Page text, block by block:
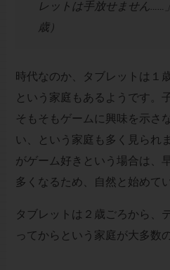
レットは手放せません……
歳）
時代なのか、タブレットは１
という家庭もあるようです。
そもそもゲームに興味を示さ
い、という家庭も多く見られ
がゲーム好きという場合は、
多くなるため、自然と始めて
タブレットは２歳ごろから、
ってからという家庭が大多数